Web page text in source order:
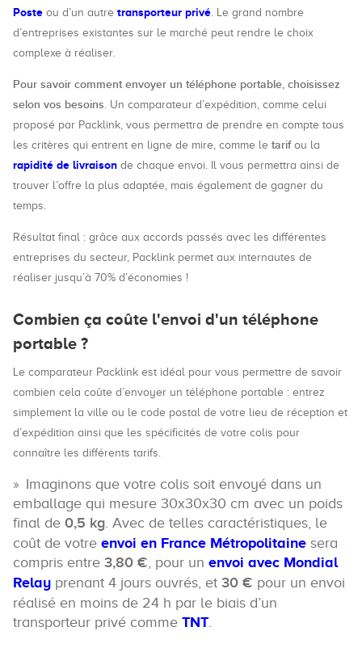
Poste ou d’un autre transporteur privé. Le grand nombre
d’entreprises existantes sur le marché peut rendre le choix
complexe à réaliser.
Pour savoir comment envoyer un téléphone portable, choisissez
selon vos besoins. Un comparateur d’expédition, comme celui
proposé par Packlink, vous permettra de prendre en compte tous
les critères qui entrent en ligne de mire, comme le tarifou la
rapidité de livraison de chaque envoi. Il vous permettra ainsi de
trouver l’offre la plus adaptée, mais également de gagner du
temps.
Résultat final : grâce aux accords passés avec les différentes
entreprises du secteur, Packlink permet aux internautes de
réaliser jusqu’à 70% d’économies !
Combien ça coûte l'envoi d'un téléphone
portable ?
Le comparateur Packlink est idéal pour vous permettre de savoir
combien cela coûte d’envoyer un téléphone portable : entrez
simplement la ville ou le code postal de votre lieu de réception et
d’expédition ainsi que les spécificités de votre colis pour
connaître les différents tarifs.
Imaginons que votre colis soit envoyé dans un
emballage qui mesure 30x30x30 cm avec un poids
final de 0,5 kg. Avec de telles caractéristiques, le
coût de votre envoi en France Métropolitaine sera
compris entre 3,80 €, pour un envoi avec Mondial
Relay prenant 4 jours ouvrés, et 30 € pour un envoi
réalisé en moins de 24 h par le biais d’un
transporteur privé comme TNT.